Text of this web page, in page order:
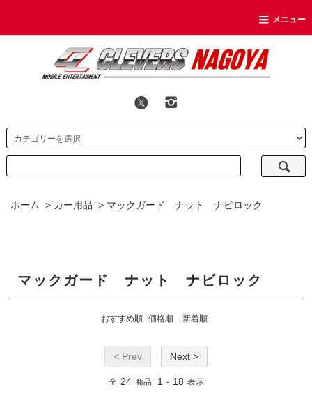
メニュー
ホーム > カー用品 > マックガード ナット ナビロック
マックガード ナット ナビロック
おすすめ順 価格順 新着順
< Prev Next >
全 24 商品 1 - 18 表示